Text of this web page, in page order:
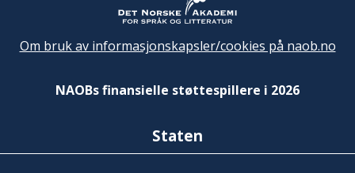
Om bruk av informasjonskapsler/cookies på naob.no
NAOBs finansielle støttespillere i 2026
Staten